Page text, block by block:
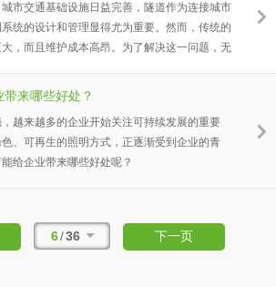
市交通基础设施日益完善，隧道作为连接城市
统的设计和管理显得尤为重要。然而，传统的
，而且维护成本高昂。为了解决这一问题，无
来哪些好处？
越来越多的企业开始关注可持续发展的重要
、可再生的照明方式，正逐渐受到企业的青
给企业带来哪些好处呢？
6/36 下一页